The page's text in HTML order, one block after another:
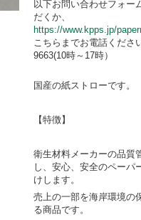
以下お問い合わせフォー
だくか、
https://www.kpps.jp/
こちらまでお電話くださ
9663(10時～17時）
国産の紙ストローです。
【特徴】
衛生材料メーカーの品質
し、安心、安全のペーパ
けします。
売上の一部を海岸環境の
る商品です。